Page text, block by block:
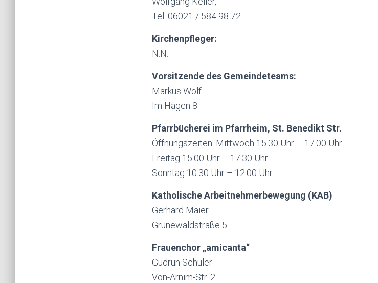
Tel: 06021 / 584 98 72
Kirchenpfleger:
N.N.
Vorsitzende des Gemeindeteams:
Markus Wolf
Im Hagen 8
Pfarrbücherei im Pfarrheim, St. Benedikt Str.
Öffnungszeiten: Mittwoch 15.30 Uhr – 17.00 Uhr
Freitag 15.00 Uhr – 17.30 Uhr
Sonntag 10.30 Uhr – 12.00 Uhr
Katholische Arbeitnehmerbewegung (KAB)
Gerhard Maier
Grünewaldstraße 5
Frauenchor „amicanta“
Gudrun Schüler
Von-Arnim-Str. 2